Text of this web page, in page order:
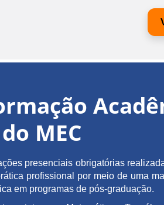
MEC
presenciais obrigatórias
profissional por meio de uma
em programas de pós-graduação.